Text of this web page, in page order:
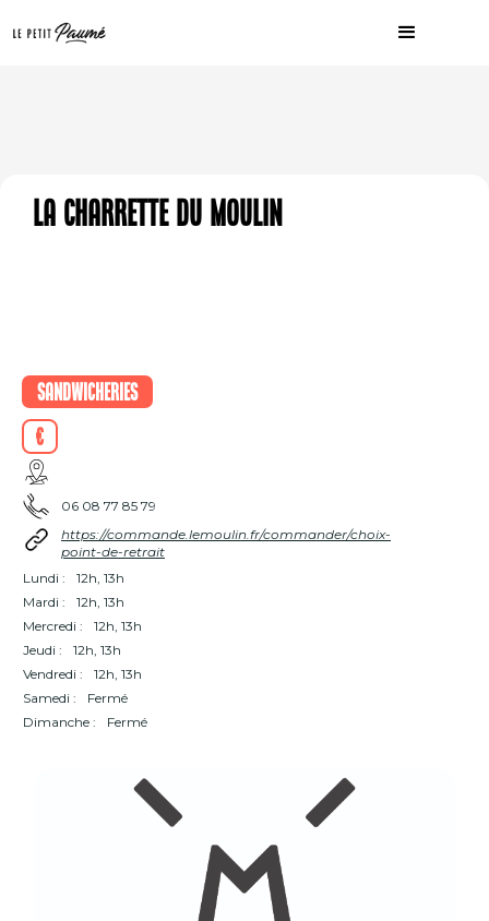
La Charrette du Moulin
Sandwicheries
€
06 08 77 85 79
https://commande.lemoulin.fr/commander/choix-
point-de-retrait
Lundi :
12h, 13h
Mardi :
12h, 13h
Mercredi :
12h, 13h
Jeudi :
12h, 13h
Vendredi :
12h, 13h
Samedi :
Fermé
Dimanche :
Fermé